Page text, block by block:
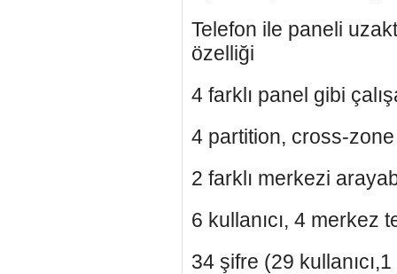
Telefon ile paneli
özelliği
4 farklı panel gibi
4 partition, cross-
2 farklı merkezi
6 kullanıcı, 4 merkez
34 şifre (29